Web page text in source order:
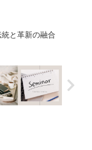
と革新の融合